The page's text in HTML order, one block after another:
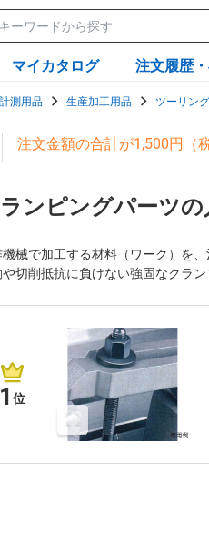
マイカタログ 注文履歴
測用品 生産加工用品 ツーリン
注文金額の合計が1,500円（
ンピングパーツ
機械で加工する材料（ワーク）を
切削抵抗に負けない強固なクラ
1 位